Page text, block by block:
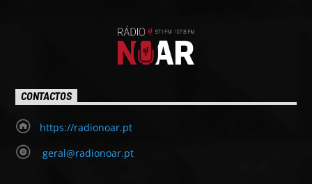
CONTACTOS
https://radionoar.pt
geral@radionoar.pt